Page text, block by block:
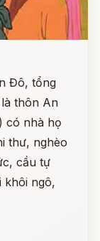
Đô, tổng
thôn An
có nhà họ
thư, nghèo
cầu tự
khôi ngô,